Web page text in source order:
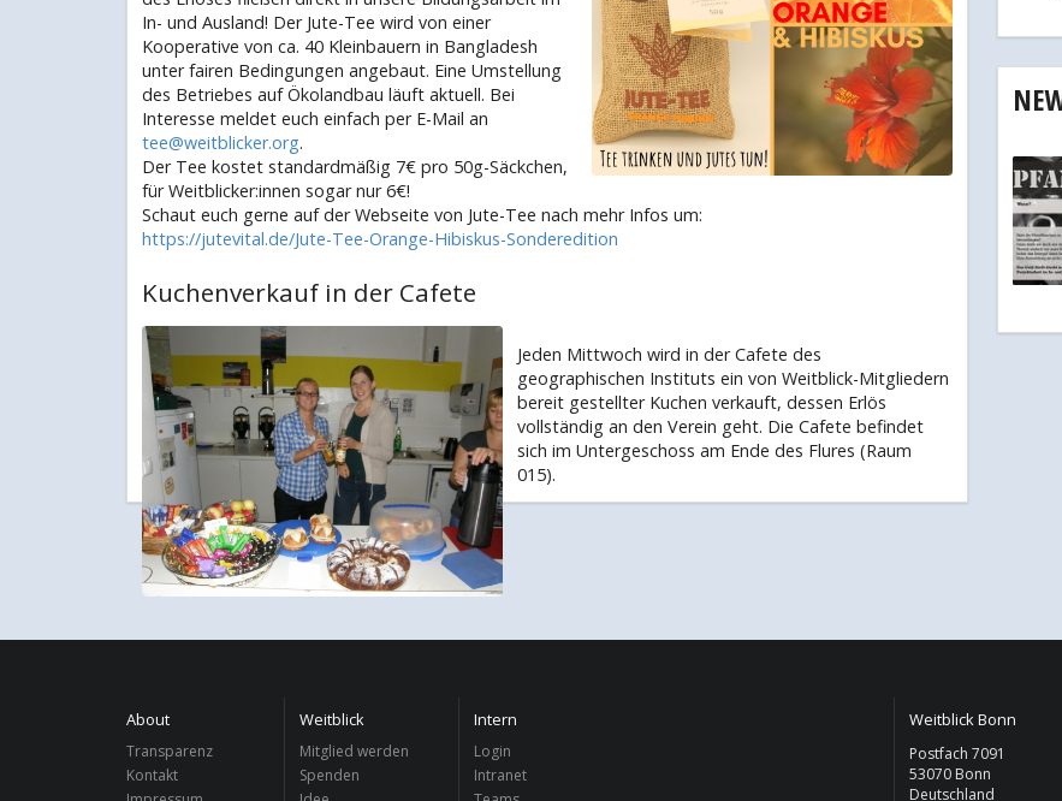
In- und Ausland! Der Jute-Tee wird von einer
Kooperative von ca. 40 Kleinbauern in Bangladesh
unter fairen Bedingungen angebaut. Eine Umstellung
des Betriebes auf Ökolandbau läuft aktuell. Bei
Interesse meldet euch einfach per E-Mail an
tee@weitblicker.org.
Der Tee kostet standardmäßig 7€ pro 50g-Säckchen,
für Weitblicker:innen sogar nur 6€!
Schaut euch gerne auf der Webseite von Jute-Tee nach mehr Infos um:
https://jutevital.de/Jute-Tee-Orange-Hibiskus-Sonderedition
Kuchenverkauf in der Cafete
Jeden Mittwoch wird in der Cafete des
geographischen Instituts ein von Weitblick-Mitgliedern
bereit gestellter Kuchen verkauft, dessen Erlös
vollständig an den Verein geht. Die Cafete befindet
sich im Untergeschoss am Ende des Flures (Raum
015).
About
Transparenz
Kontakt
Weitblick
Mitglied werden
Spenden
Intern
Login
Intranet
Weitblick Bonn
Postfach 7091
53070 Bonn
Deutschland